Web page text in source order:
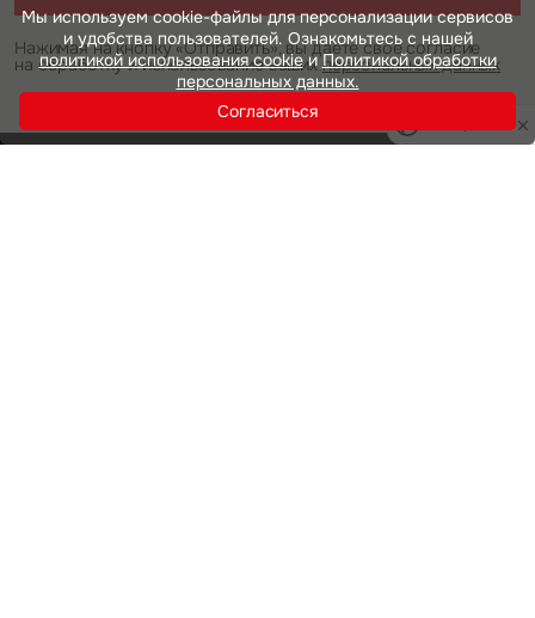
Нажимая на кнопку «Отправить», вы даете свое согласие
на обработку и использование вашихперсональных данных
Мы используем cookie-файлы для персонализации сервисов
и удобства пользователей. Ознакомьтесь с нашей
политикой использования cookieиПолитикой обработки
персональных данных.
Согласиться